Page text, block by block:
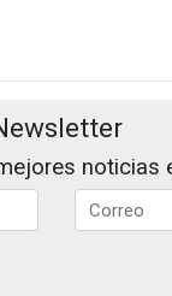
noticias